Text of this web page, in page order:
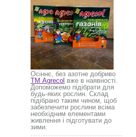
Осіннє, без азотне добриво
ТМ Agrecol вже в наявності.
Допоможемо підібрати для
будь-яких рослин. Склад
підібрано таким чином, щоб
забезпечити рослини всіма
необхідним елементами
живлення і підготувати до
зими.